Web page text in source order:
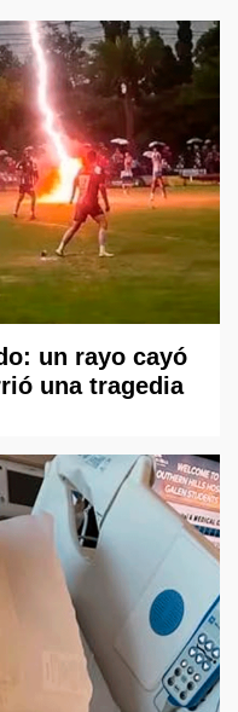
un rayo cayó
una tragedia